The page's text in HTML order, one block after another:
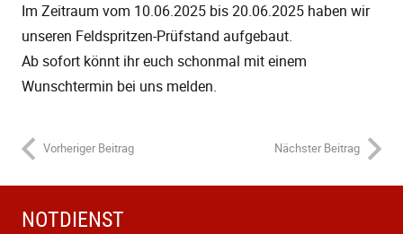
Im Zeitraum vom 10.06.2025 bis 20.06.2025 haben wir
unseren Feldspritzen-Prüfstand aufgebaut.
Ab sofort könnt ihr euch schonmal mit einem
Wunschtermin bei uns melden.
Vorheriger Beitrag Nächster Beitrag
NOTDIENST